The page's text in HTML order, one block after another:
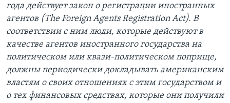
года действует закон о регистрации иностранных
агентов (The Foreign Agents Registration Act). В
соответствии с ним люди, которые действуют в
качестве агентов иностранного государства на
политическом или квази-политическом поприще,
должны периодически докладывать американским
властям о своих отношениях с этим государством и
о тех финансовых средствах, которые они получили